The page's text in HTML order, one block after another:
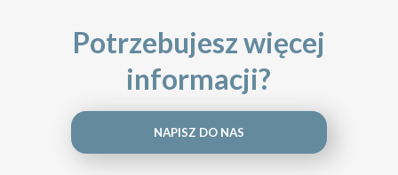
Potrzebujesz więcej
informacji?
NAPISZ DO NAS